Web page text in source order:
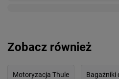
Zobacz również
Motoryzacja Thule Bagażniki